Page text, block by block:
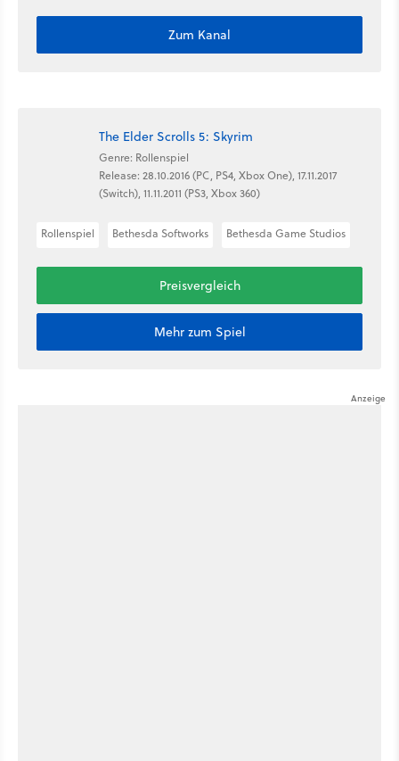
Zum Kanal
The Elder Scrolls 5: Skyrim
Genre: Rollenspiel
Release: 28.10.2016 (PC, PS4, Xbox One), 17.11.2017
(Switch), 11.11.2011 (PS3, Xbox 360)
Rollenspiel Bethesda Softworks Bethesda Game Studios
Preisvergleich
Mehr zum Spiel